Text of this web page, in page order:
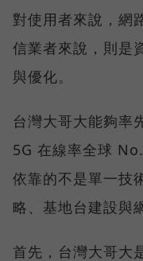
對使用者來說，網
信業者來說，則是
與優化。
台灣大哥大能夠率
5G 在線率全球
依靠的不是單一技
略、基地台建設與
首先，台灣大哥大